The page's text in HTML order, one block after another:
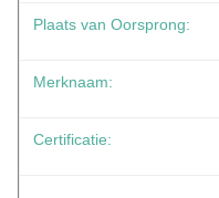
Plaats van Oorsprong:
Merknaam:
Certificatie: